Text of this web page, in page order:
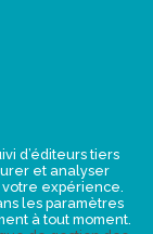
d’éditeurs tiers
et analyser
votre expérience.
les paramètres
à tout moment.